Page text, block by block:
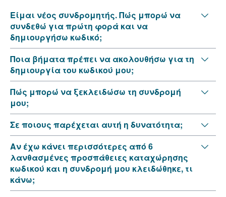
Είμαι νέος συνδρομητής. Πώς μπορώ να
συνδεθώ για πρώτη φορά και να
δημιουργήσω κωδικό;
Ποια βήματα πρέπει να ακολουθήσω για τη
δημιουργία του κωδικού μου;
Πώς μπορώ να ξεκλειδώσω τη συνδρομή
μου;
Σε ποιους παρέχεται αυτή η δυνατότητα;
Aν έχω κάνει περισσότερες από 6
λανθασμένες προσπάθειες καταχώρησης
κωδικού και η συνδρομή μου κλειδώθηκε, τι
κάνω;